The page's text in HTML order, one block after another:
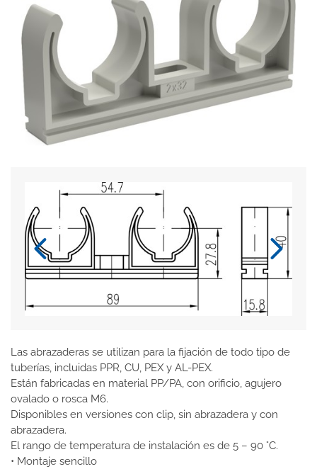
Las abrazaderas se utilizan para la fijación de todo tipo de
tuberías, incluidas PPR, CU, PEX y AL-PEX.
Están fabricadas en material PP/PA, con orificio, agujero
ovalado o rosca M6.
Disponibles en versiones con clip, sin abrazadera y con
abrazadera.
El rango de temperatura de instalación es de 5 – 90 °C.
• Montaje sencillo